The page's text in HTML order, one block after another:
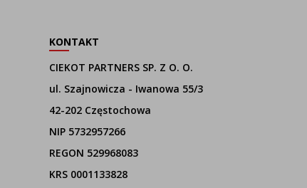
KONTAKT
CIEKOT PARTNERS SP. Z O. O.
ul. Szajnowicza - Iwanowa 55/3
42-202 Częstochowa
NIP 5732957266
REGON 529968083
KRS 0001133828